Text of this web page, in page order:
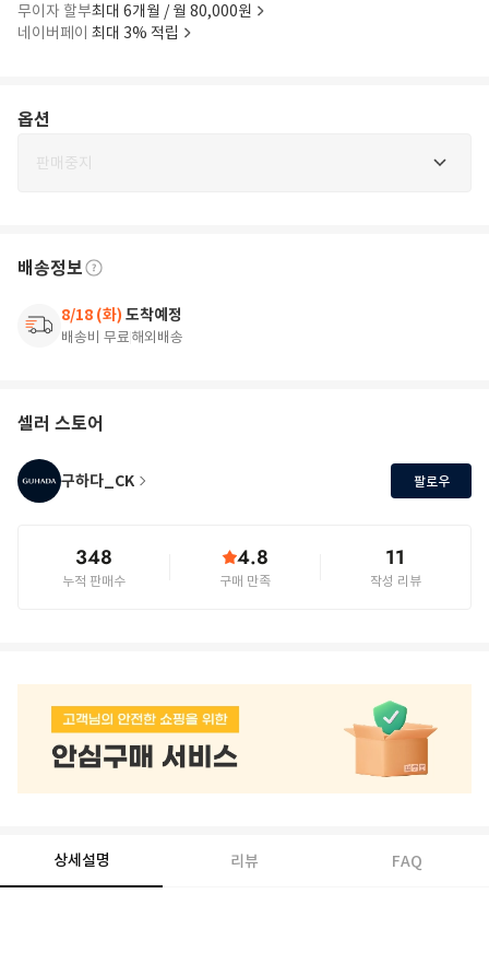
무이자 할부최대 6개월 / 월 80,000원
네이버페이 최대 3% 적립
옵션
판매중지
배송정보
8/18 (화) 도착예정
배송비 무료해외배송
셀러 스토어
구하다_CK 팔로우
348
누적 판매수
4.8
구매 만족
11
작성 리뷰
상세설명 리뷰 FAQ